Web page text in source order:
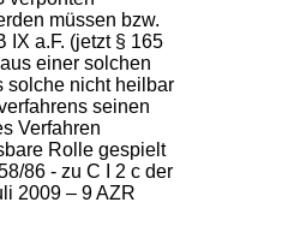
müssen bzw.
IX a.F. (jetzt § 165
einer solchen
solche nicht heilbar
seinen
Verfahren
Rolle gespielt
86 - zu C I 2 c der
2009 – 9 AZR